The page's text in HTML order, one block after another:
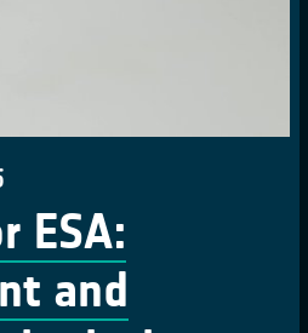
ESA:
and